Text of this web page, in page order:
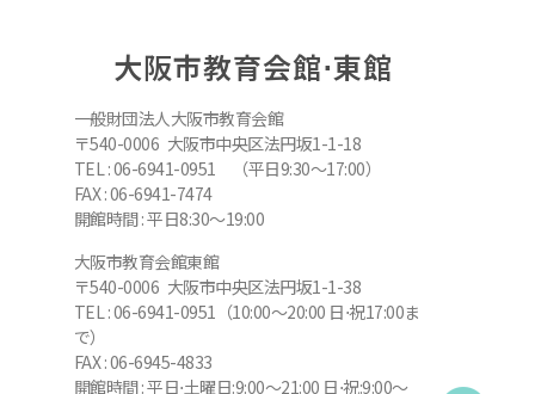
大阪市教育会館⋅東館
一般財団法人大阪市教育会館
〒540-0006 大阪市中央区法円坂1-1-18
TEL : 06-6941-0951 （平日9:30～17:00）
FAX : 06-6941-7474
開館時間 : 平日8:30～19:00
大阪市教育会館東館
〒540-0006 大阪市中央区法円坂1-1-38
TEL : 06-6941-0951（10:00～20:00 日⋅祝17:00ま
で）
FAX : 06-6945-4833
開館時間 : 平日⋅土曜日:9:00～21:00 日⋅祝:9:00～